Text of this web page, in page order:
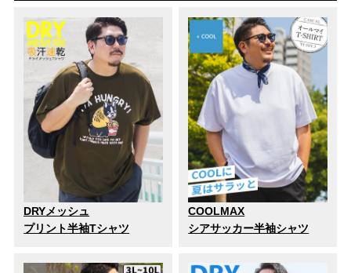
DRYメッシュ
プリント半袖Tシャツ
COOLMAX
シアサッカー半袖シャツ